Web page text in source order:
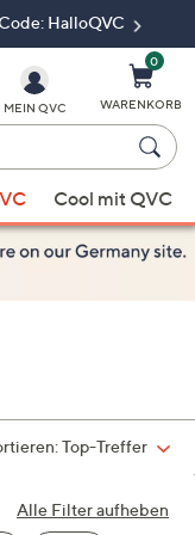
HalloQVC
MEIN QVC
0
WARENKORB
Cool mit QVC
Top-Treffer
Alle Filter aufheben